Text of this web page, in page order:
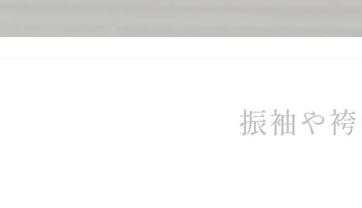
振袖や